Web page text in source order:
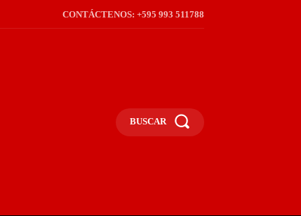
CONTÁCTENOS: +595 993 511788
BUSCAR